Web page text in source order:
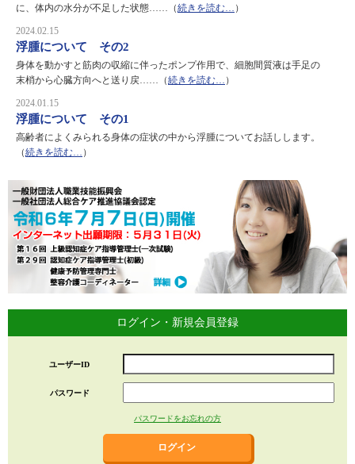
に、体内の水分が不足した状態……（続きを読む… ）
2024.02.15
浮腫について その2
身体を動かすと筋肉の収縮に伴ったポンプ作用で、細胞間質液は手足の
末梢から心臓方向へと送り戻……（続きを読む… ）
2024.01.15
浮腫について その1
高齢者によくみられる身体の症状の中から浮腫についてお話しします。
（続きを読む… ）
ログイン・新規会員登録
ユーザーID
パスワード
パスワードをお忘れの方